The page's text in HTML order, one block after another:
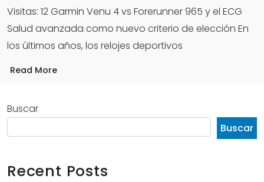
Visitas: 12 Garmin Venu 4 vs Forerunner 965 y el ECG
Salud avanzada como nuevo criterio de elección En
los últimos años, los relojes deportivos
Read More
Buscar
Buscar
Recent Posts